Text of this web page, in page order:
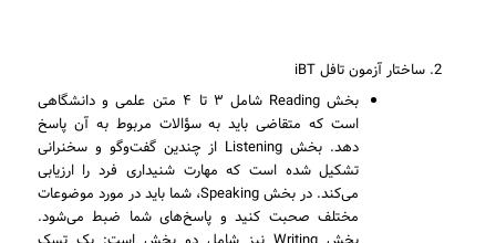
ساختار آزمون تافل iBT
بخش Reading شامل ۳ تا ۴ متن علمی و دانشگاهی
است که متقاضی باید به سؤالات مربوط به آن پاسخ
دهد. بخش Listening از چندین گفت‌وگو و سخنرانی
تشکیل شده است که مهارت شنیداری فرد را ارزیابی
می‌کند. در بخش Speaking، شما باید در مورد موضوعات
مختلف صحبت کنید و پاسخ‌های شما ضبط می‌شود.